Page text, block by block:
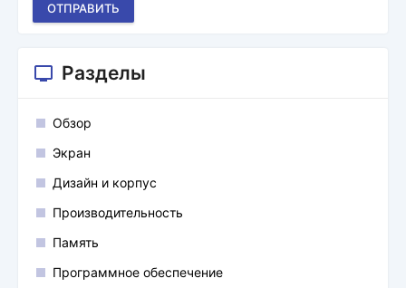
ОТПРАВИТЬ
Разделы
Обзор
Экран
Дизайн и корпус
Производительность
Память
Программное обеспечение